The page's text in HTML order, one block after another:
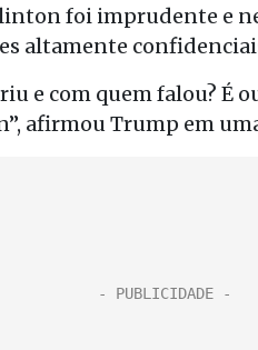
foi imprudente e
altamente
e com quem falou?
afirmou Trump em